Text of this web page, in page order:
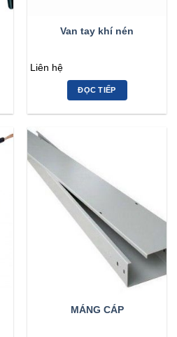
Van tay khí nén
Liên hệ
ĐỌC TIẾP
MÁNG CÁP